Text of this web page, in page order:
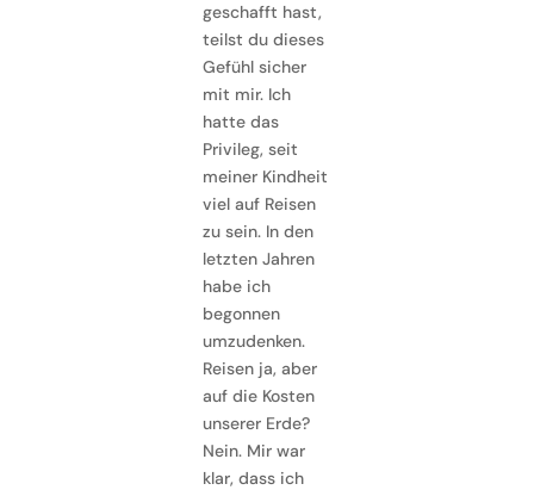
geschafft hast,
teilst du dieses
Gefühl sicher
mit mir. Ich
hatte das
Privileg, seit
meiner Kindheit
viel auf Reisen
zu sein. In den
letzten Jahren
habe ich
begonnen
umzudenken.
Reisen ja, aber
auf die Kosten
unserer Erde?
Nein. Mir war
klar, dass ich